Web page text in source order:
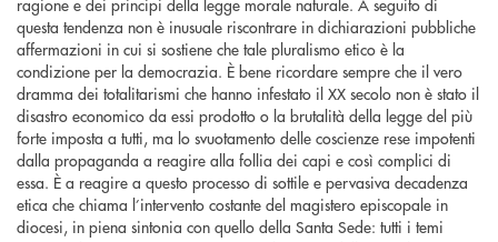
questa tendenza non è inusuale riscontrare in dichiarazioni pubbliche
affermazioni in cui si sostiene che tale pluralismo etico è la
condizione per la democrazia. È bene ricordare sempre che il vero
dramma dei totalitarismi che hanno infestato il XX secolo non è stato il
disastro economico da essi prodotto o la brutalità della legge del più
forte imposta a tutti, ma lo svuotamento delle coscienze rese impotenti
dalla propaganda a reagire alla follia dei capi e così complici di
essa. È a reagire a questo processo di sottile e pervasiva decadenza
etica che chiama l’intervento costante del magistero episcopale in
diocesi, in piena sintonia con quello della Santa Sede: tutti i temi